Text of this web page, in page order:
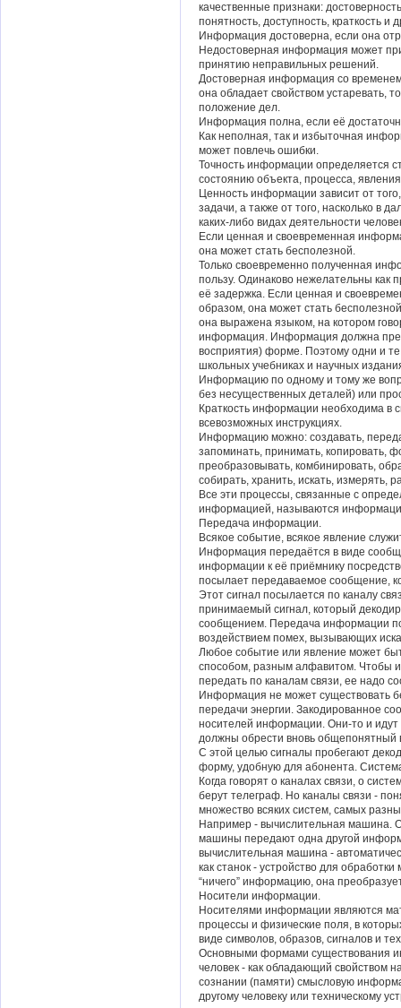
качественные признаки:
понятность, доступность, краткость и
Информация достоверна, если она
Недостоверная информация может
принятию неправильных решений.
Достоверная информация со
она обладает свойством устаревать,
положение дел.
Информация полна, если её
Как неполная, так и избыточная
может повлечь ошибки.
Точность информации определяется
состоянию объекта, процесса,
Ценность информации зависит от
задачи, а также от того, насколько в
каких-либо видах деятельности
Если ценная и своевременная
она может стать бесполезной.
Только своевременно полученная
пользу. Одинаково нежелательны как
её задержка. Если ценная и
образом, она может стать
она выражена языком, на котором
информация. Информация должна
восприятия) форме. Поэтому одни и
школьных учебниках и научных
Информацию по одному и тому же
без несущественных деталей) или
Краткость информации необходима в
всевозможных инструкциях.
Информацию можно: создавать,
запоминать, принимать, копировать,
преобразовывать, комбинировать,
собирать, хранить, искать, измерять,
Все эти процессы, связанные с
информацией, называются
Передача информации.
Всякое событие, всякое явление
Информация передаётся в виде
информации к её приёмнику
посылает передаваемое сообщение,
Этот сигнал посылается по каналу
принимаемый сигнал, который
сообщением. Передача информации
воздействием помех, вызывающих
Любое событие или явление может
способом, разным алфавитом. Чтобы
передать по каналам связи, ее надо
Информация не может существовать
передачи энергии. Закодированное
носителей информации. Они-то и
должны обрести вновь общепонятный
С этой целью сигналы пробегают
форму, удобную для абонента.
Когда говорят о каналах связи, о
берут телеграф. Но каналы связи -
множество всяких систем, самых
Например - вычислительная машина.
машины передают одна другой
вычислительная машина -
как станок - устройство для
“ничего” информацию, она
Носители информации.
Носителями информации являются
процессы и физические поля, в
виде символов, образов, сигналов и
Основными формами существования
человек - как обладающий свойством
сознании (памяти) смысловую
другому человеку или техническому